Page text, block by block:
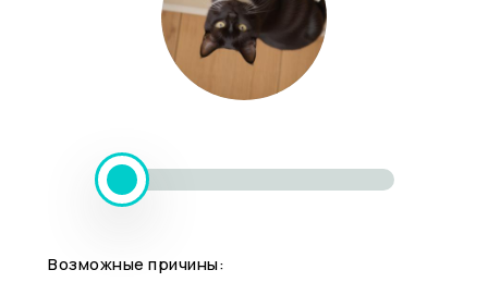
Возможные причины: